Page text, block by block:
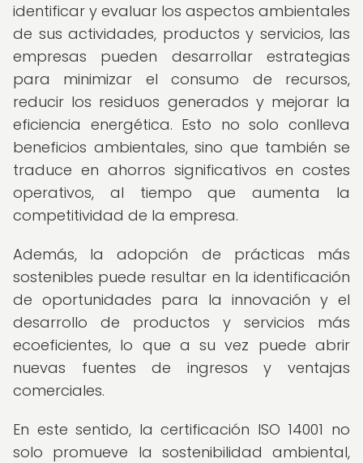
identificar y evaluar los aspectos ambientales
de sus actividades, productos y servicios, las
empresas pueden desarrollar estrategias
para minimizar el consumo de recursos,
reducir los residuos generados y mejorar la
eficiencia energética. Esto no solo conlleva
beneficios ambientales, sino que también se
traduce en ahorros significativos en costes
operativos, al tiempo que aumenta la
competitividad de la empresa.
Además, la adopción de prácticas más
sostenibles puede resultar en la identificación
de oportunidades para la innovación y el
desarrollo de productos y servicios más
ecoeficientes, lo que a su vez puede abrir
nuevas fuentes de ingresos y ventajas
comerciales.
En este sentido, la certificación ISO 14001 no
solo promueve la sostenibilidad ambiental,